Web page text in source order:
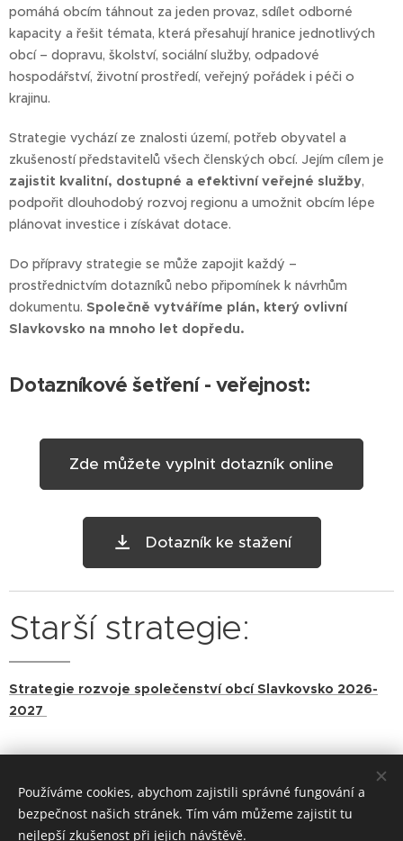
pomáhá obcím táhnout za jeden provaz, sdílet odborné
kapacity a řešit témata, která přesahují hranice jednotlivých
obcí – dopravu, školství, sociální služby, odpadové
hospodářství, životní prostředí, veřejný pořádek i péči o
krajinu.
Strategie vychází ze znalosti území, potřeb obyvatel a
zkušeností představitelů všech členských obcí. Jejím cílem je
zajistit kvalitní, dostupné a efektivní veřejné služby,
podpořit dlouhodobý rozvoj regionu a umožnit obcím lépe
plánovat investice i získávat dotace.
Do přípravy strategie se může zapojit každý –
prostřednictvím dotazníků nebo připomínek k návrhům
dokumentu. Společně vytváříme plán, který ovlivní
Slavkovsko na mnoho let dopředu.
Dotazníkové šetření - veřejnost:
Zde můžete vyplnit dotazník online
Dotazník ke stažení
Starší strategie:
Strategie rozvoje společenství obcí Slavkovsko 2026-
2027
Používáme cookies, abychom zajistili správné fungování a
bezpečnost našich stránek. Tím vám můžeme zajistit tu
nejlepší zkušenost při jejich návštěvě.